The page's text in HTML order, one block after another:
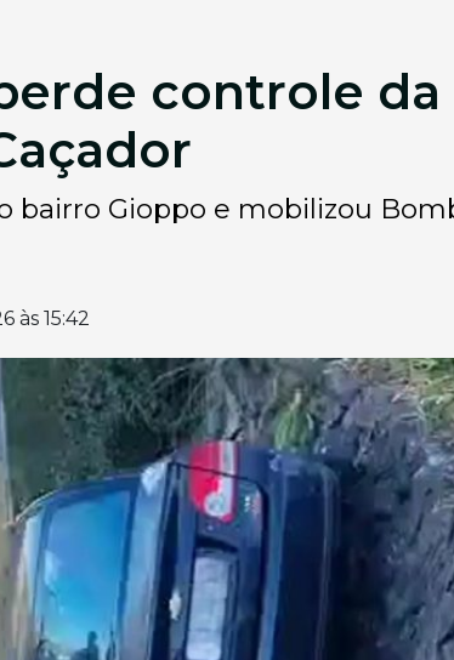
controle
bairro Gioppo e mobilizou
às 15:42